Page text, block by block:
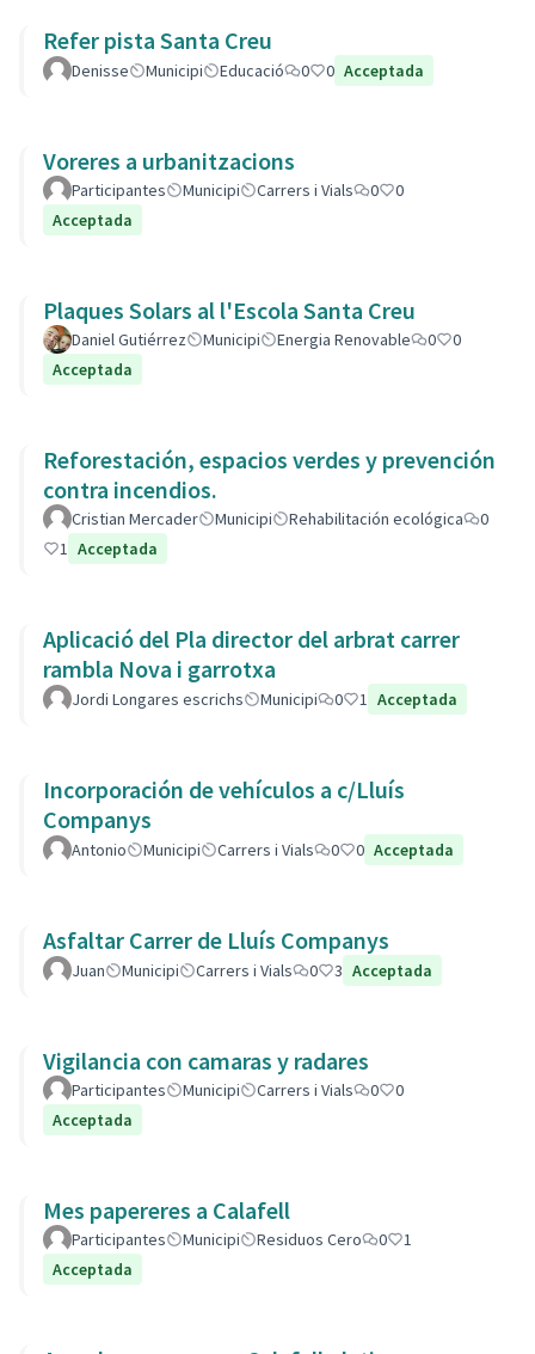
Refer pista Santa Creu
Denisse Municipi Educació 0 0 Acceptada
Voreres a urbanitzacions
Participantes Municipi Carrers i Vials 0
0
Acceptada
Plaques Solars al l'Escola Santa Creu
Daniel Gutiérrez Municipi Energia Renovable 0
0
Acceptada
Reforestación, espacios verdes y prevención
contra incendios.
Cristian Mercader Municipi Rehabilitación ecológica
0
1 Acceptada
Aplicació del Pla director del arbrat carrer
rambla Nova i garrotxa
Jordi Longares escrichs Municipi 0 1 Acceptada
Incorporación de vehículos a c/Lluís
Companys
Antonio Municipi Carrers i Vials 0 0 Acceptada
Asfaltar Carrer de Lluís Companys
Juan Municipi Carrers i Vials 0 3 Acceptada
Vigilancia con camaras y radares
Participantes Municipi Carrers i Vials 0
0
Acceptada
Mes papereres a Calafell
Participantes Municipi Residuos Cero 0
1
Acceptada